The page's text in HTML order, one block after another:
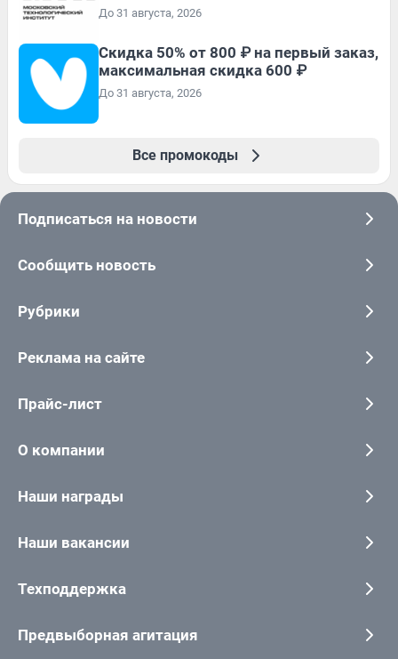
До 31 августа, 2026
Скидка 50% от 800 ₽ на первый заказ,
максимальная скидка 600 ₽
До 31 августа, 2026
Все промокоды
Подписаться на новости
Сообщить новость
Рубрики
Реклама на сайте
Прайс-лист
О компании
Наши награды
Наши вакансии
Техподдержка
Предвыборная агитация